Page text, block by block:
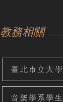
教務相關
臺北市立大
音樂學系學生